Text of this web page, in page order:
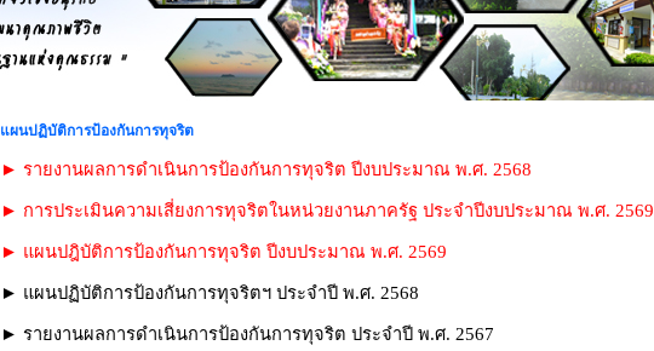
แผนปฏิบัติการป้องกันการทุจริต
► รายงานผลการดำเนินการป้องกันการทุจริต ปีงบประมาณ พ.ศ. 2568
► การประเมินความเสี่ยงการทุจริตในหน่วยงานภาครัฐ ประจำปีงบประมาณ พ.ศ. 2569
► แผนปฎิบัติการป้องกันการทุจริต ปีงบประมาณ พ.ศ. 2569
► แผนปฏิบัติการป้องกันการทุจริตฯ ประจำปี พ.ศ. 2568
► รายงานผลการดำเนินการป้องกันการทุจริต ประจำปี พ.ศ. 2567